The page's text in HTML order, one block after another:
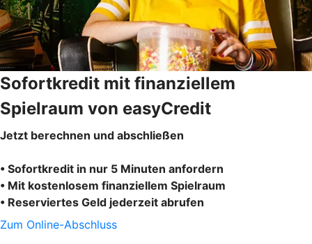
Sofortkredit mit finanziellem
Spielraum von easyCredit
Jetzt berechnen und abschließen
• Sofortkredit in nur 5 Minuten anfordern
• Mit kostenlosem finanziellem Spielraum
• Reserviertes Geld jederzeit abrufen
Zum Online-Abschluss